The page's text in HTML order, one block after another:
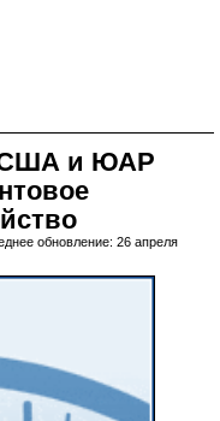
США и ЮАР
обновление: 26 апреля